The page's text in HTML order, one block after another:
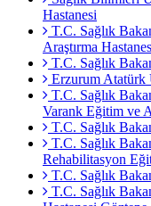
Hastanesi
T.C. Sağlık
Araştırma
T.C. Sağlık
Erzurum Atatürk
T.C. Sağlık
Varank Eğitim ve
T.C. Sağlık
T.C. Sağlık
Rehabilitasyon
T.C. Sağlık
T.C. Sağlık